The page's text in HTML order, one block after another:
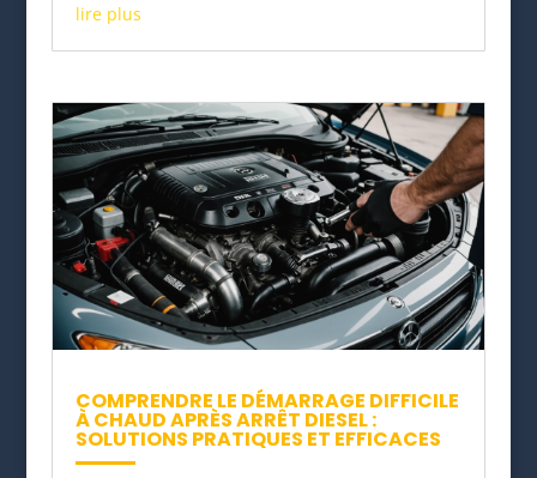
lire plus
COMPRENDRE LE DÉMARRAGE DIFFICILE
À CHAUD APRÈS ARRÊT DIESEL :
SOLUTIONS PRATIQUES ET EFFICACES